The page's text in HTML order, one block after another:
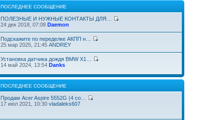
ПОСЛЕДНЕЕ СООБЩЕНИЕ
ПОЛЕЗНЫЕ И НУЖНЫЕ КОНТАКТЫ ДЛЯ…
24 дек 2018, 07:08 Daemon
Подскажите по переделке АКПП н…
25 мар 2025, 21:45 ANDREY
Установка датчика дождя BMW X1…
14 май 2024, 13:54 Danks
ПОСЛЕДНЕЕ СООБЩЕНИЕ
Продам Acer Aspire 5552G (4 co…
17 июл 2021, 10:30 vladaleks607